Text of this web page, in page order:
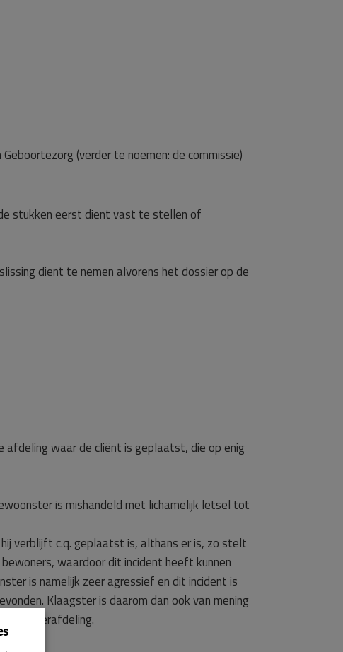
(verder te noemen: de commissie)
stukken eerst dient vast te stellen of
dient te nemen alvorens het dossier op de
waar de cliënt is geplaatst, die op enig
is mishandeld met lichamelijk letsel tot
verblijft c.q. geplaatst is, althans er is, zo stelt
waardoor dit incident heeft kunnen
is namelijk zeer agressief en dit incident is
Klaagster is daarom dan ook van mening
separeerafdeling.